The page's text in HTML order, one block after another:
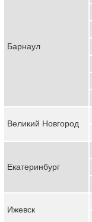
Барнаул
Великий Новгород
Екатеринбург
Ижевск